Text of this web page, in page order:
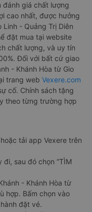
đánh giá chất lượng
cao nhất, được hưởng
- Quảng Trị Diên
đặt mua tại website
chất lượng, và uy tín
Đối với bất cứ giao
- Khánh Hòa từ Gio
trang web Vexere.com
cố. Chính sách tặng
theo từng trường hợp
tải app Vexere trên
sau đó chọn “TÌM
- Khánh Hòa từ
hợp. Bấm chọn vào
đặt vé.